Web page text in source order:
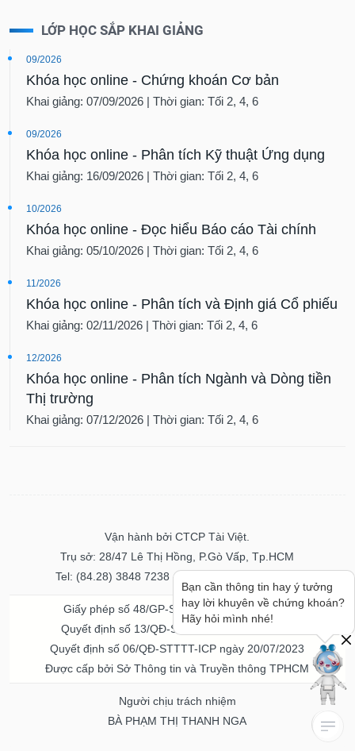
LỚP HỌC SẮP KHAI GIẢNG
09/2026
Khóa học online - Chứng khoán Cơ bản
Khai giảng: 07/09/2026 | Thời gian: Tối 2, 4, 6
09/2026
Khóa học online - Phân tích Kỹ thuật Ứng dụng
Khai giảng: 16/09/2026 | Thời gian: Tối 2, 4, 6
10/2026
Khóa học online - Đọc hiểu Báo cáo Tài chính
Khai giảng: 05/10/2026 | Thời gian: Tối 2, 4, 6
11/2026
Khóa học online - Phân tích và Định giá Cổ phiếu
Khai giảng: 02/11/2026 | Thời gian: Tối 2, 4, 6
12/2026
Khóa học online - Phân tích Ngành và Dòng tiền
Thị trường
Khai giảng: 07/12/2026 | Thời gian: Tối 2, 4, 6
Vận hành bởi CTCP Tài Việt.
Trụ sở: 28/47 Lê Thị Hồng, P.Gò Vấp, Tp.HCM
Tel: (84.28) 3848 7238 - Fax: (84.28) 3848 7237
Giấy phép số 48/GP-STTTT ngày 04/11/2016
Quyết định số 13/QĐ-STTTT ngày 02/11/2017
Quyết định số 06/QĐ-STTTT-ICP ngày 20/07/2023
Được cấp bởi Sở Thông tin và Truyền thông TPHCM
Người chịu trách nhiệm
BÀ PHẠM THỊ THANH NGA
Bạn cần thông tin hay ý tưởng
hay lời khuyên về chứng khoán?
Hãy hỏi mình nhé!